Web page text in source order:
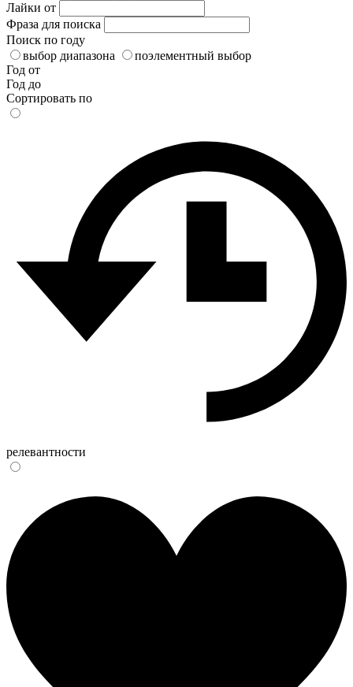
Лайки от
Фраза для поиска
Поиск по году
выбор диапазона
поэлементный выбор
Год от
Год до
Сортировать по
релевантности